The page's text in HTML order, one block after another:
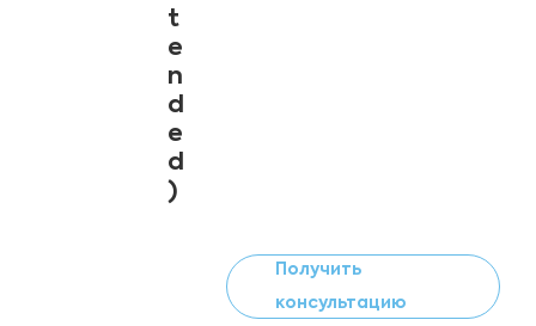
t
e
n
d
e
d
)
Получить
консультацию